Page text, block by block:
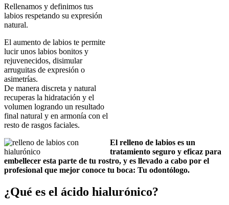
Rellenamos y definimos tus
labios respetando su expresión
natural.
El aumento de labios te permite
lucir unos labios bonitos y
rejuvenecidos, disimular
arruguitas de expresión o
asimetrías.
De manera discreta y natural
recuperas la hidratación y el
volumen logrando un resultado
final natural y en armonía con el
resto de rasgos faciales.
El relleno de labios es un
tratamiento seguro y eficaz para
embellecer esta parte de tu rostro, y es llevado a cabo por el
profesional que mejor conoce tu boca: Tu odontólogo.
¿Qué es el ácido hialurónico?